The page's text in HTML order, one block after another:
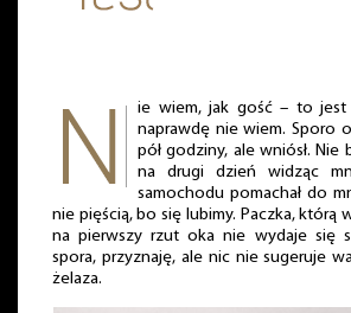
ie wiem, jak gość – to jest
naprawdę nie wiem. Sporo
pół godziny, ale wniósł.
na drugi dzień widząc
samochodu pomachał do
nie pięścią, bo się lubimy. Paczka, którą
na pierwszy rzut oka nie wydaje się
spora, przyznaję, ale nic nie sugeruje
żelaza.